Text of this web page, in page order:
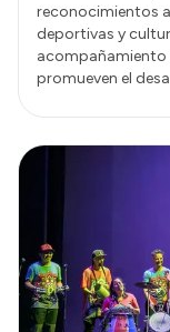
reconocimientos
deportivas y
acompañamiento
promueven el